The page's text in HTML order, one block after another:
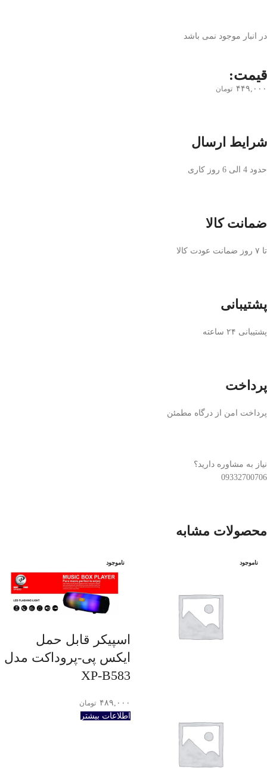
در انبار موجود نمی باشد
قیمت:
۴۴۹,۰۰۰ تومان
شرایط ارسال
حدود 4 الی 6 روز کاری
ضمانت کالا
تا ۷ روز ضمانت عودت کالا
پشتیبانی
پشتیبانی ۲۴ ساعته
پرداخت
پرداخت امن از درگاه مطمئن
نیاز به مشاوره دارید؟
09332700706
محصولات مشابه
ناموجود ناموجود
اسپیکر قابل حمل
ایکس پی-پروداکت مدل
XP-B583
۴۸۹,۰۰۰ تومان
اطلاعات بیشتر